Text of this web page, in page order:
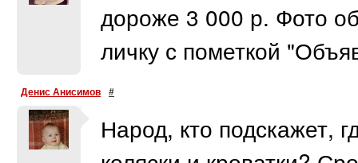
дороже 3 000 р. Фото
личку с пометкой
Денис Анисимов #
Народ, кто подскажет,